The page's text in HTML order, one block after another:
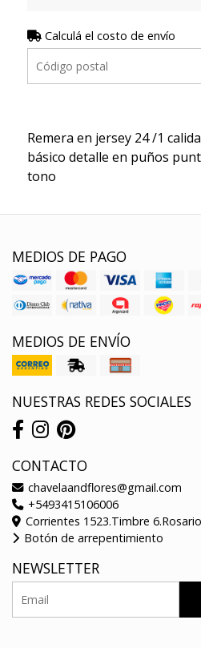
Calculá el costo de envío
Remera en jersey 24 /1
básico detalle en puños
tono
MEDIOS DE PAGO
MEDIOS DE ENVÍO
NUESTRAS REDES SOCIALES
CONTACTO
chavelaandflores@gmail.com
+5493415106006
Corrientes 1523.Timbre 6.Rosario
Botón de arrepentimiento
NEWSLETTER